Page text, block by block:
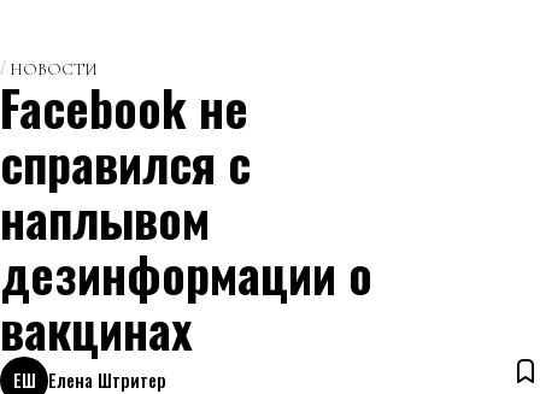
НОВОСТИ
Facebook не
справился с
наплывом
дезинформации о
вакцинах
ЕШ Елена Штритер